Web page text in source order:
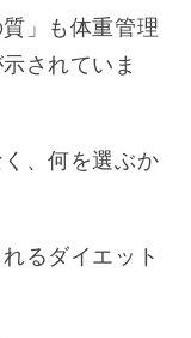
」も体重管理
されていま
、何を選ぶか
るダイエット